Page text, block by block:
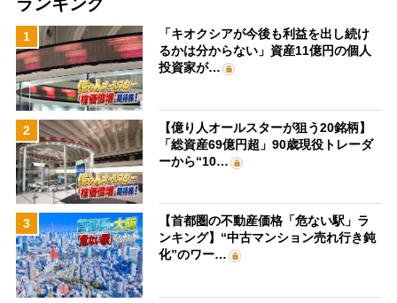
1
「キオクシアが今後も利益を出し続け
るかは分からない」資産11億円の個人
投資家が…
2
【億り人オールスターが狙う20銘柄】
「総資産69億円超」90歳現役トレーダ
ーから“10…
3
【首都圏の不動産価格「危ない駅」ラ
ンキング】“中古マンション売れ行き鈍
化”のワー…